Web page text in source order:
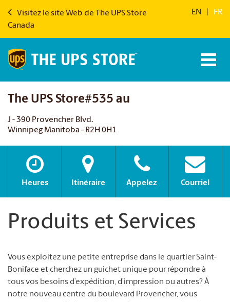
Visitez le site Web de The UPS Store
Canada
EN FR
The UPS Store#535 au
J - 390 Provencher Blvd.
Winnipeg Manitoba - R2H 0H1
Heures Itinéraire Appelez Courriel
Produits et Services
Vous exploitez une petite entreprise dans le quartier Saint-
Boniface et cherchez un guichet unique pour répondre à
tous vos besoins d’expédition, d’impression ou autres? À
notre nouveau centre du boulevard Provencher, vous